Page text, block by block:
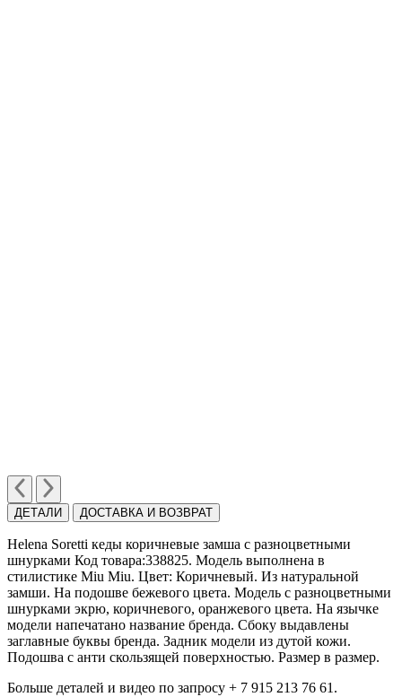
ДЕТАЛИ ДОСТАВКА И ВОЗВРАТ
Helena Soretti кеды коричневые замша c разноцветными
шнурками Код товара:338825. Модель выполнена в
стилистике Miu Miu. Цвет: Коричневый. Из натуральной
замши. На подошве бежевого цвета. Модель с разноцветными
шнурками экрю, коричневого, оранжевого цвета. На язычке
модели напечатано название бренда. Сбоку выдавлены
заглавные буквы бренда. Задник модели из дутой кожи.
Подошва с анти скользящей поверхностью. Размер в размер.
Больше деталей и видео по запросу + 7 915 213 76 61.